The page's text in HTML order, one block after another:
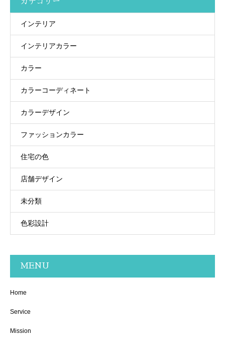
インテリア
インテリアカラー
カラー
カラーコーディネート
カラーデザイン
ファッションカラー
住宅の色
店舗デザイン
未分類
色彩設計
MENU
Home
Service
Mission